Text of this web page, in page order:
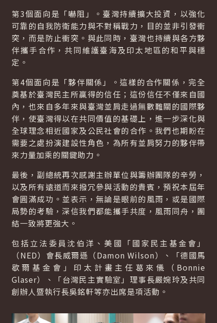
第3個面向是「嚇阻」。臺灣持續擴大投資，以強化
可靠的自我防衛能力與不對稱戰力，目的並非引發衝
突，而是防止衝突。與此同時，臺灣也持續與各方夥
伴攜手合作，共同維護臺海及印太地區的和平與穩
定。
第4個面向是「夥伴關係」。這樣的合作關係，完全
奠基於臺灣民主所贏得的信任；這份信任不僅來自國
內，也來自多年來與臺灣並肩走過無數難關的國際夥
伴，使臺灣得以在共同價值的基礎上，進一步深化與
全球理念相近國家及公民社會的合作。我們也期盼在
需要之處扮演建設性角色，為所有並肩努力的夥伴帶
來力量加乘的關鍵助力。
最後，副總統再次感謝主辦單位與籌辦團隊的辛勞，
以及所有遠道而來撥冗參與活動的貴賓，預祝本屆年
會圓滿成功。並表示，無論是眼前的風雨，或是國際
局勢的考驗，深信我們都能攜手共度，風雨同舟，團
結一致將更強大。
包括立法委員沈伯洋、美國「國家民主基金會」
（NED）會長威爾遜（Damon Wilson）、「德國馬
歇爾基金會」印太計畫主任葛來儀（Bonnie
Glaser）、「台灣民主實驗室」理事長嚴婉玲及共同
創辦人暨執行長吳銘軒等亦出席是項活動。